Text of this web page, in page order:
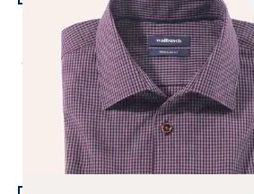
Regular Fit
Bügelfreies Hemd mit Relax-
ab
€ 69,99
Artikel 9 von 12.